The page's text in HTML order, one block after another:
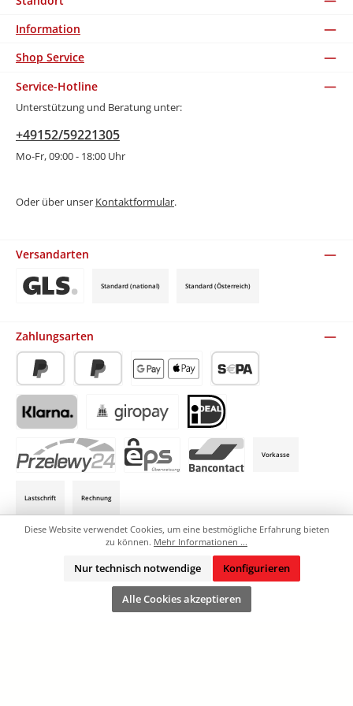
Information
Shop Service
Service-Hotline
Unterstützung und Beratung unter:
+49152/59221305
Mo-Fr, 09:00 - 18:00 Uhr
Oder über unser Kontaktformular.
Versandarten
Standard (national) Standard (Österreich)
Zahlungsarten
PayPal Später BezahlenApple Pay / Google Pay (via Stripe)
SEPA-Lastschrift (via Stripe)
Klarna (via Stripe)Giropay (via Stripe) iDeal (via Stripe)
Vorkasse
Lastschrift Rechnung
Downloads
Kontakt
Versand und Zahlungsbedingungen
Alle Preise exkl. gesetzl. Mehrwertsteuer zzgl.Versandkosten
Nachnahmegebühren, wenn nicht anders angegeben.
Diese Website verwendet Cookies, um eine bestmögliche Erfahrung bieten
zu können. Mehr Informationen ...
Nur technisch notwendige Konfigurieren
Alle Cookies akzeptieren